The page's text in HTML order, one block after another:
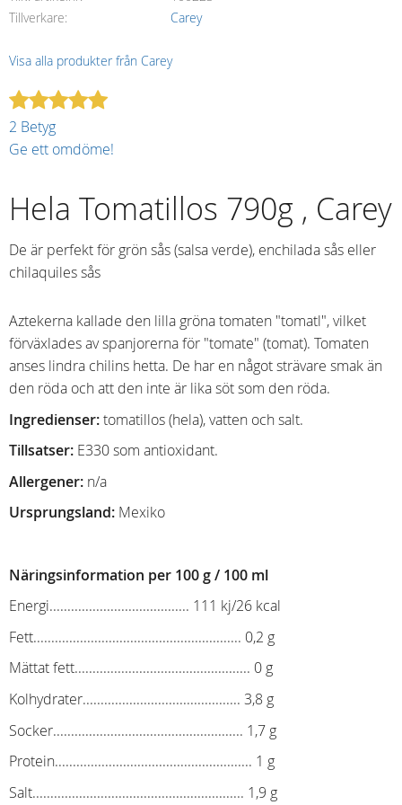
Tillverkare
Carey
Visa alla produkter från Carey
2 Betyg
Ge ett omdöme!
Hela Tomatillos 790g , Carey
De är perfekt för grön sås (salsa verde), enchilada sås eller
chilaquiles sås
Aztekerna kallade den lilla gröna tomaten "tomatl", vilket
förväxlades av spanjorerna för "tomate" (tomat). Tomaten
anses lindra chilins hetta. De har en något strävare smak än
den röda och att den inte är lika söt som den röda.
Ingredienser:tomatillos (hela), vatten och salt.
Tillsatser: E330 som antioxidant.
Allergener: n/a
Ursprungsland: Mexiko
Näringsinformation per 100 g / 100 ml
Energi....................................... 111 kj/26 kcal
Fett.......................................................... 0,2 g
Mättat fett................................................. 0 g
Kolhydrater............................................ 3,8 g
Socker..................................................... 1,7 g
Protein....................................................... 1 g
Salt........................................................... 1,9 g